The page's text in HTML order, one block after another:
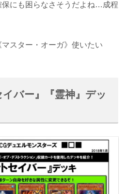
にも困らなさそうだよね…成程
スター・オーガ》使いたい
イバー』『霊神』デッ